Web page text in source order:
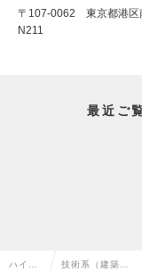
〒107-0062 東京都港区
N211
最近ご
ハイク 技術系（建築・